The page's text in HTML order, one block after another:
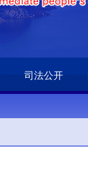
司法公开